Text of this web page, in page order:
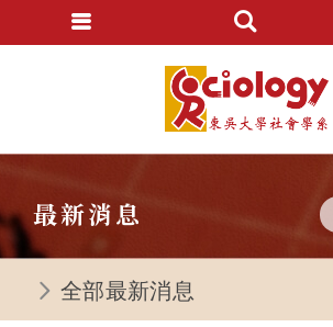
最新消息
全部最新消息